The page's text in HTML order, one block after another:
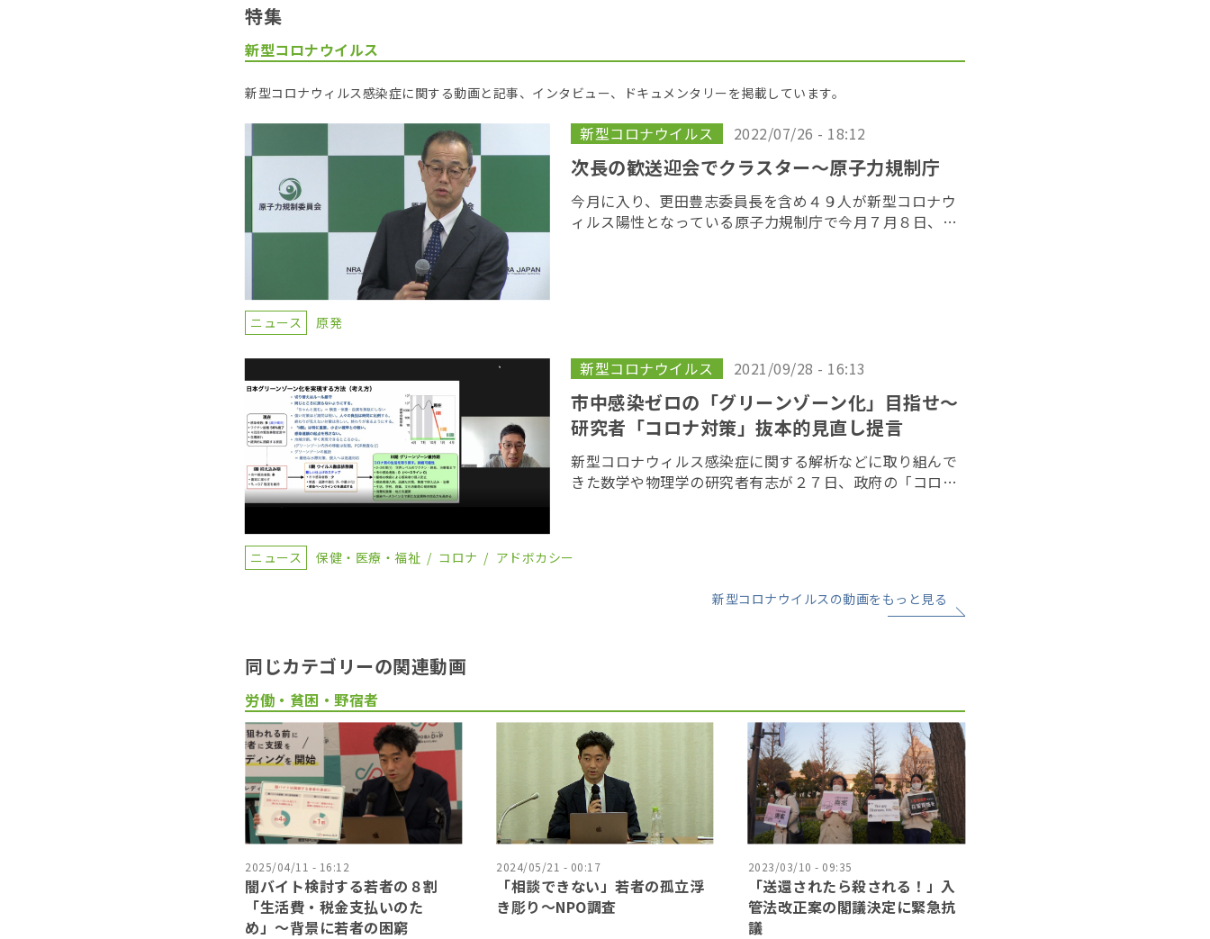
特集
新型コロナウイルス
新型コロナウィルス感染症に関する動画と記事、インタビュー、ドキュメンタリーを掲載しています。
新型コロナウイルス 2022/07/26 - 18:12
次長の歓送迎会でクラスター〜原子力規制庁
今月に入り、更田豊志委員長を含め４９人が新型コロナウ
ィルス陽性となっている原子力規制庁で今月７月８日、東
ニュース 原発
新型コロナウイルス 2021/09/28 - 16:13
市中感染ゼロの「グリーンゾーン化」目指せ〜
研究者「コロナ対策」抜本的見直し提言
新型コロナウィルス感染症に関する解析などに取り組んで
きた数学や物理学の研究者有志が２７日、政府の「コロナ
ニュース 保健・医療・福祉 コロナ アドボカシー
新型コロナウイルスの動画をもっと見る
同じカテゴリーの関連動画
労働・貧困・野宿者
2025/04/11 - 16:12
闇バイト検討する若者の８割
「生活費・税金支払いのた
め」〜背景に若者の困窮
2024/05/21 - 00:17
「相談できない」若者の孤立浮
き彫り〜NPO調査
2023/03/10 - 09:35
「送還されたら殺される！」入
管法改正案の閣議決定に緊急抗
議